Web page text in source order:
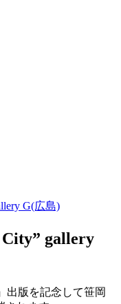
G(広島)
gallery
出版を記念して笹岡